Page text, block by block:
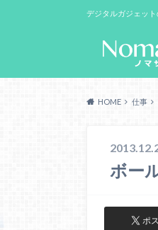
デジタルガジェッ
HOME 仕事
ボー
ポ